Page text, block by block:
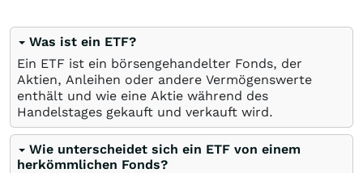
Was ist ein ETF?
Ein ETF ist ein börsengehandelter Fonds, der
Aktien, Anleihen oder andere Vermögenswerte
enthält und wie eine Aktie während des
Handelstages gekauft und verkauft wird.
Wie unterscheidet sich ein ETF von einem
herkömmlichen Fonds?